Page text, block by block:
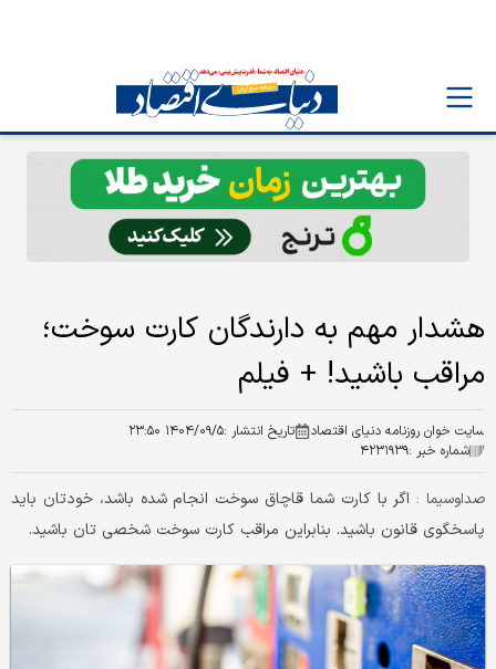
هشدار مهم به دارندگان کارت سوخت؛
مراقب باشید! + فیلم
سایت خوان روزنامه دنیای اقتصاد تاریخ انتشار :۱۴۰۴/۰۹/۵ ۲۳:۵۰
شماره خبر :۴۲۳۱۹۳۹
صداوسیما : اگر با کارت شما قاچاق سوخت انجام شده باشد، خودتان باید
پاسخگوی قانون باشید. بنابراین مراقب کارت سوخت شخصی تان باشید.